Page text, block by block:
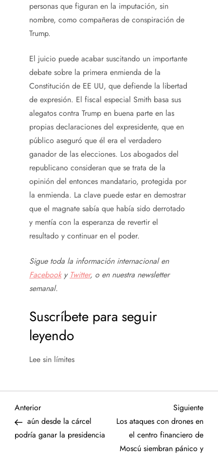
personas que figuran en la imputación, sin
nombre, como compañeras de conspiración de
Trump.
El juicio puede acabar suscitando un importante
debate sobre la primera enmienda de la
Constitución de EE UU, que defiende la libertad
de expresión. El fiscal especial Smith basa sus
alegatos contra Trump en buena parte en las
propias declaraciones del expresidente, que en
público aseguró que él era el verdadero
ganador de las elecciones. Los abogados del
republicano consideran que se trata de la
opinión del entonces mandatario, protegida por
la enmienda. La clave puede estar en demostrar
que el magnate sabía que había sido derrotado
y mentía con la esperanza de revertir el
resultado y continuar en el poder.
Sigue toda la información internacional en
Facebooky Twitter, o en nuestra newsletter
semanal.
Suscríbete para seguir
leyendo
Lee sin límites
N
a
Entrada
anterior
Anterior
aún desde la cárcel
podría ganar la presidencia
Siguiente
Los ataques con drones en
el centro financiero de
Moscú siembran pánico y